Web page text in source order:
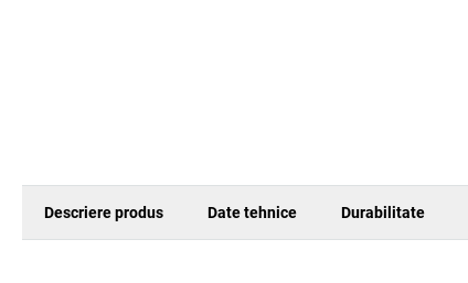
Descriere produs Date tehnice Durabilitate